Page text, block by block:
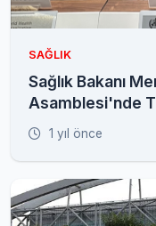
SAĞLIK
Sağlık Bakanı
Asamblesi'nde
1 yıl önce